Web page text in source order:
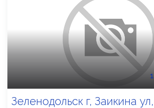
Зеленодольск г, Заикина